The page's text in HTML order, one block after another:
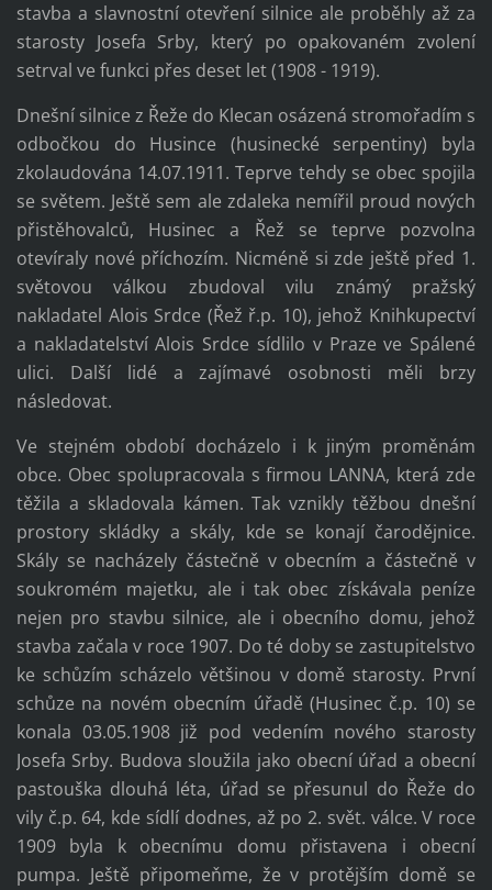
stavba a slavnostní otevření silnice ale proběhly až za
starosty Josefa Srby, který po opakovaném zvolení
setrval ve funkci přes deset let (1908 - 1919).
Dnešní silnice z Řeže do Klecan osázená stromořadím s
odbočkou do Husince (husinecké serpentiny) byla
zkolaudována 14.07.1911. Teprve tehdy se obec spojila
se světem. Ještě sem ale zdaleka nemířil proud nových
přistěhovalců, Husinec a Řež se teprve pozvolna
otevíraly nové příchozím. Nicméně si zde ještě před 1.
světovou válkou zbudoval vilu známý pražský
nakladatel Alois Srdce (Řež ř.p. 10), jehož Knihkupectví
a nakladatelství Alois Srdce sídlilo v Praze ve Spálené
ulici. Další lidé a zajímavé osobnosti měli brzy
následovat.
Ve stejném období docházelo i k jiným proměnám
obce. Obec spolupracovala s firmou LANNA, která zde
těžila a skladovala kámen. Tak vznikly těžbou dnešní
prostory skládky a skály, kde se konají čarodějnice.
Skály se nacházely částečně v obecním a částečně v
soukromém majetku, ale i tak obec získávala peníze
nejen pro stavbu silnice, ale i obecního domu, jehož
stavba začala v roce 1907. Do té doby se zastupitelstvo
ke schůzím scházelo většinou v domě starosty. První
schůze na novém obecním úřadě (Husinec č.p. 10) se
konala 03.05.1908 již pod vedením nového starosty
Josefa Srby. Budova sloužila jako obecní úřad a obecní
pastouška dlouhá léta, úřad se přesunul do Řeže do
vily č.p. 64, kde sídlí dodnes, až po 2. svět. válce. V roce
1909 byla k obecnímu domu přistavena i obecní
pumpa. Ještě připomeňme, že v protějším domě se